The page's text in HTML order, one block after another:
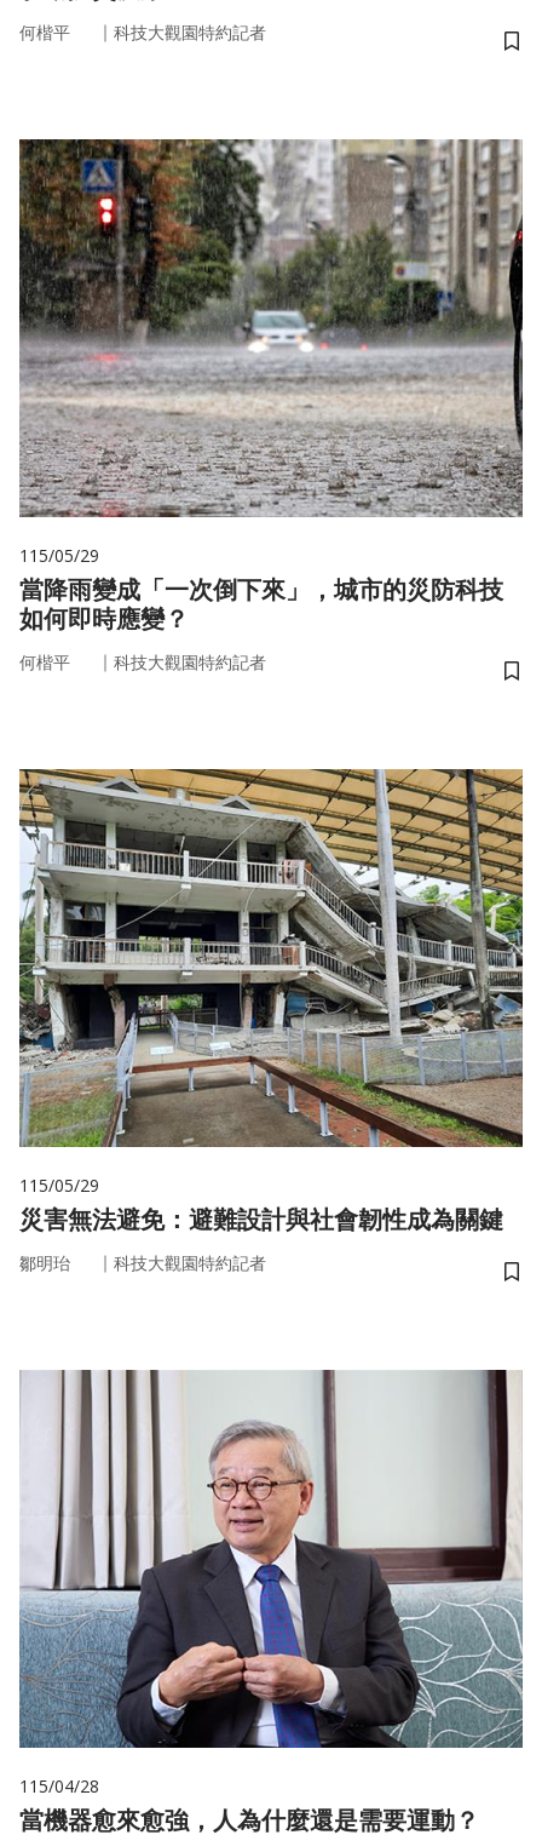
何楷平 ｜ 科技大觀園特約記者
儲
115/05/29
當降雨變成「一次倒下來」，城市的災防科技
如何即時應變？
何楷平 ｜ 科技大觀園特約記者
儲
115/05/29
災害無法避免：避難設計與社會韌性成為關鍵
鄒明珆 ｜ 科技大觀園特約記者
儲
115/04/28
當機器愈來愈強，人為什麼還是需要運動？